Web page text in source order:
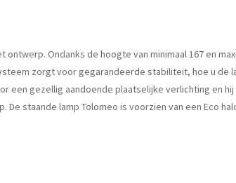
Ondanks de hoogte van minimaal 167 en
zorgt voor gegarandeerde stabiliteit, hoe u de
een gezellig aandoende plaatselijke verlichting en
staande lamp Tolomeo is voorzien van een Eco